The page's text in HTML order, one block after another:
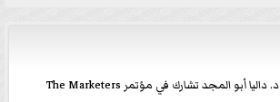
د. داليا أبو المجد تشارك في مؤتمر The Marketers